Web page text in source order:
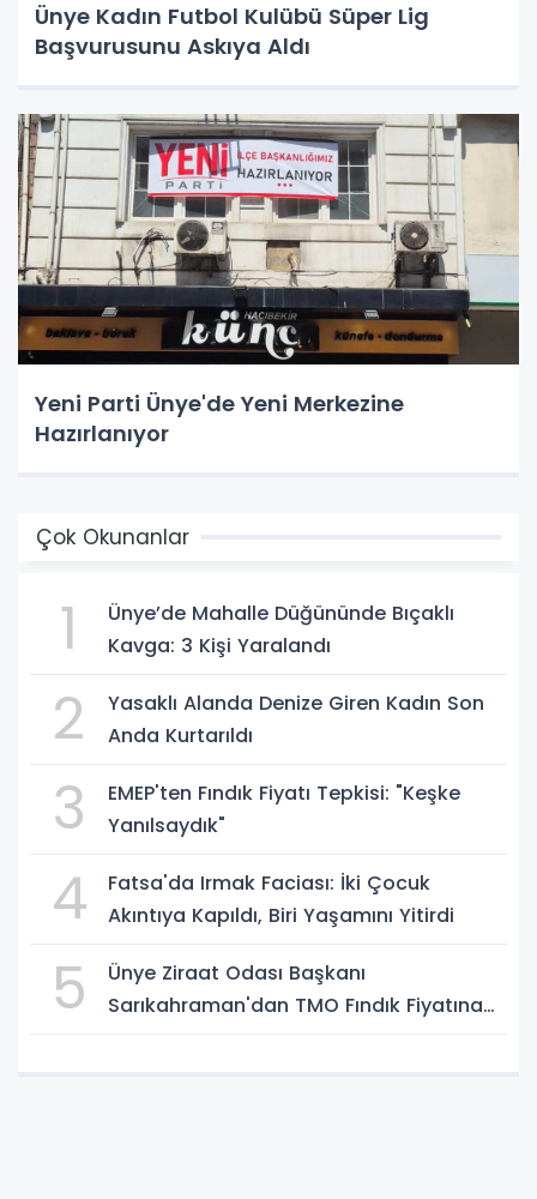
Ünye Kadın Futbol Kulübü Süper Lig
Başvurusunu Askıya Aldı
Yeni Parti Ünye'de Yeni Merkezine
Hazırlanıyor
Çok Okunanlar
1
Ünye’de Mahalle Düğününde Bıçaklı
Kavga: 3 Kişi Yaralandı
2
Yasaklı Alanda Denize Giren Kadın Son
Anda Kurtarıldı
3
EMEP'ten Fındık Fiyatı Tepkisi: "Keşke
Yanılsaydık"
4
Fatsa'da Irmak Faciası: İki Çocuk
Akıntıya Kapıldı, Biri Yaşamını Yitirdi
5
Ünye Ziraat Odası Başkanı
Sarıkahraman'dan TMO Fındık Fiyatına